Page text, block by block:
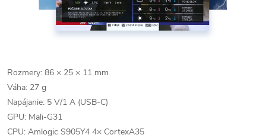
Rozmery: 86 × 25 × 11 mm
Váha: 27 g
Napájanie: 5 V/1 A (USB-C)
GPU: Mali-G31
CPU: Amlogic S905Y4 4× CortexA35